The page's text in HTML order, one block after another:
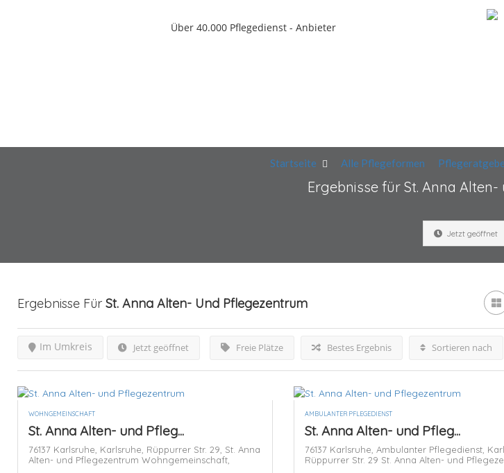
Über 40.000 Pflegedienst - Anbieter
Startseite Alle Pflegeformen
Ergebnisse für St. Anna
Jetzt geöffnet
Ergebnisse Für St. Anna Alten- Und Pflegezentrum
Jetzt geöffnet Freie Plätze
Im Umkreis Bestes Ergebnis Sortieren nach
WOHNGEMEINSCHAFT
St. Anna Alten- und Pfleg...
76137 Karlsruhe, Karlsruhe, Rüppurrer Str. 29, St. Anna
Alten- und Pflegezentrum Wohngemeinschaft,
AMBULANTER PFLEGEDIENST
St. Anna Alten- und Pfleg...
76137 Karlsruhe, Ambulanter Pflegedienst,
Rüppurrer Str. 29 St. Anna Alten- und